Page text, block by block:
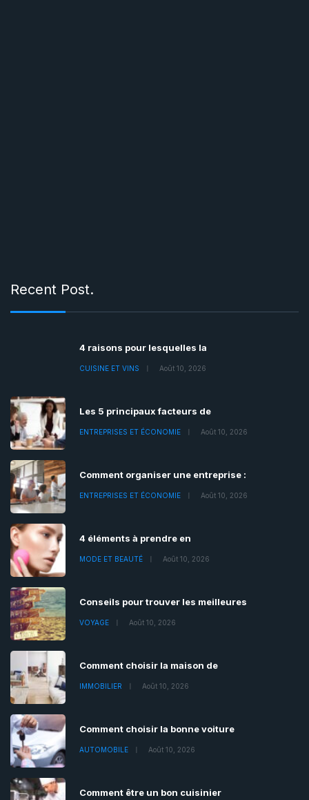
Recent Post.
4 raisons pour lesquelles la
CUISINE ET VINS Août 10, 2026
Les 5 principaux facteurs de
ENTREPRISES ET ÉCONOMIE Août 10, 2026
Comment organiser une entreprise :
ENTREPRISES ET ÉCONOMIE Août 10, 2026
4 éléments à prendre en
MODE ET BEAUTÉ Août 10, 2026
Conseils pour trouver les meilleures
VOYAGE Août 10, 2026
Comment choisir la maison de
IMMOBILIER Août 10, 2026
Comment choisir la bonne voiture
AUTOMOBILE Août 10, 2026
Comment être un bon cuisinier